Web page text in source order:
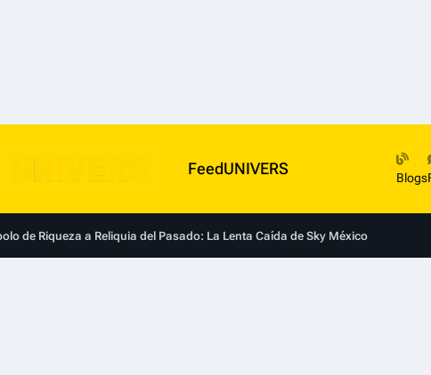
FeedUNIVERS Blogs
de Riqueza a Reliquia del Pasado: La Lenta Caída de Sky México